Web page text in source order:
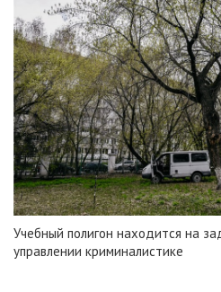
Учебный полигон находится на
управлении криминалистике